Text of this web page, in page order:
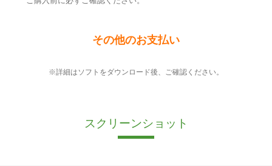
その他のお支払い
※詳細はソフトをダウンロード後、ご確認ください。
スクリーンショット